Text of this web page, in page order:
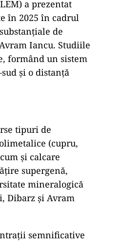
a prezentat
în 2025 în cadrul
de
Iancu. Studiile
și o distanță